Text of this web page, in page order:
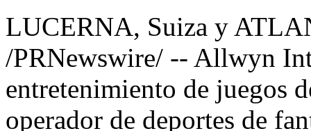
LUCERNA, Suiza y
/PRNewswire/ -- Allwyn
entretenimiento de juegos
operador de deportes de